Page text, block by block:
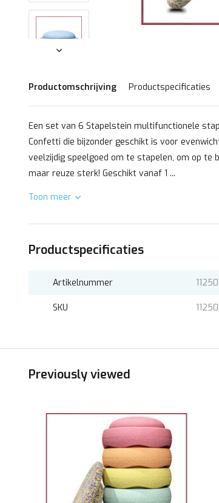
Productomschrijving Productspecificaties
Een set van 6 Stapelstein multifunctionele
Confetti die bijzonder geschikt is voor
veelzijdig speelgoed om te stapelen, om op te
maar reuze sterk! Geschikt vanaf 1 ...
Toon meer
Productspecificaties
Artikelnummer
SKU
Previously viewed